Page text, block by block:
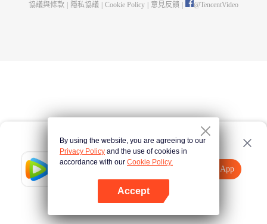
Tencent Video
打開App
點擊此處
協議與條款
隱私協議 Cookie Policy 意見反饋 @TencentVideo
By using the website, you are agreeing to our
Privacy Policy and the use of cookies in
accordance with our Cookie Policy.
Accept